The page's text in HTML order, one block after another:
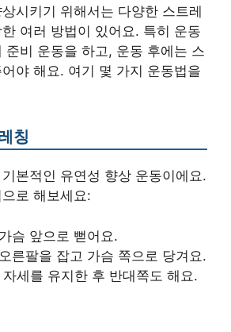
시키기 위해서는 다양한 스트레
여러 방법이 있어요. 특히 운동
준비 운동을 하고, 운동 후에는 스
야 해요. 여기 몇 가지 운동법을
칭
본적인 유연성 향상 운동이에요.
로 해보세요:
슴 앞으로 뻗어요.
른팔을 잡고 가슴 쪽으로 당겨요.
자세를 유지한 후 반대쪽도 해요.